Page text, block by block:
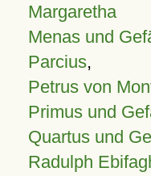
Margaretha
Menas und
Parcius,
Petrus von
Primus und
Quartus und
Radulph